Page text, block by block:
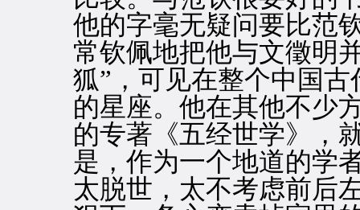
他的字毫无疑问要比范
常钦佩地把他与文徵明
狐”，可见在整个中国
的星座。他在其他不少
的专著《五经世学》，
是，作为一个地道的学
太脱世，太不考虑前后